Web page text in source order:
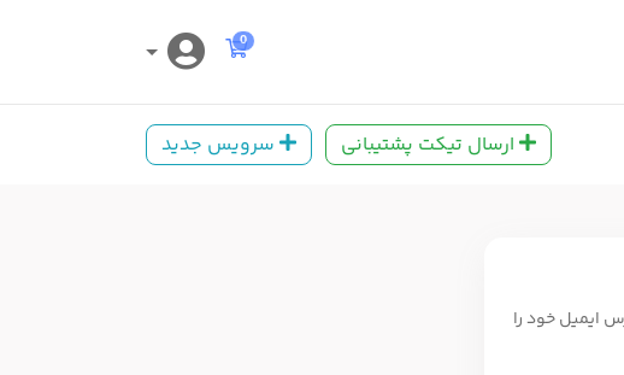
0 کارت خرید
ارسال تیکت پشتیبانی سرویس جدید
ایمیل خود را